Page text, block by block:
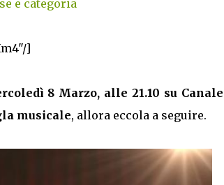
e categoria
]
8 Marzo, alle 21.10 su Canale
musicale, allora eccola a seguire.